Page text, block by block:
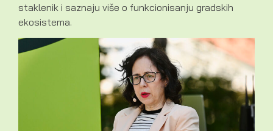
staklenik i saznaju više o funkcionisanju gradskih
ekosistema.